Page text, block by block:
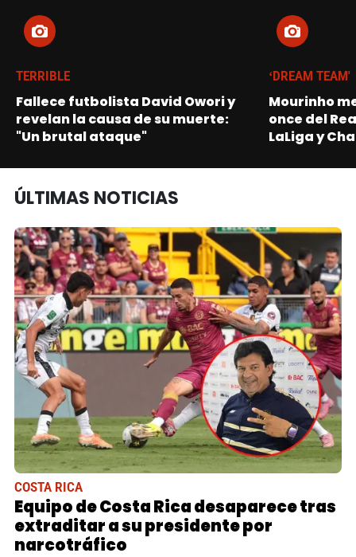
TERRIBLE
Fallece futbolista David Owori y
revelan la causa de su muerte:
"Un brutal ataque"
‘DREAM TEAM'
Mourinho
once del
LaLiga y
ÚLTIMAS NOTICIAS
COSTA RICA
Equipo de Costa Rica desaparece tras
extraditar a su presidente por
narcotráfico